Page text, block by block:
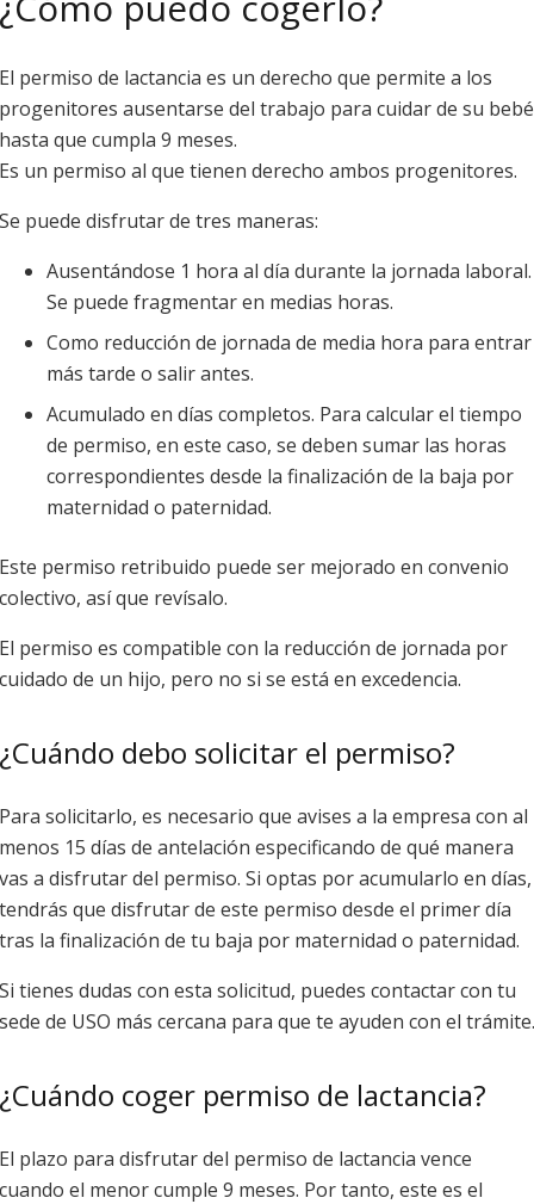
El permiso de lactancia es un derecho que permite a los
progenitores ausentarse del trabajo para cuidar de su bebé
hasta que cumpla 9 meses.
Es un permiso al que tienen derecho ambos progenitores.
Se puede disfrutar de tres maneras:
Ausentándose 1 hora al día durante la jornada laboral.
Se puede fragmentar en medias horas.
Como reducción de jornada de media hora para entrar
más tarde o salir antes.
Acumulado en días completos. Para calcular el tiempo
de permiso, en este caso, se deben sumar las horas
correspondientes desde la finalización de la baja por
maternidad o paternidad.
Este permiso retribuido puede ser mejorado en convenio
colectivo, así que revísalo.
El permiso es compatible con la reducción de jornada por
cuidado de un hijo, pero no si se está en excedencia.
¿Cuándo debo solicitar el permiso?
Para solicitarlo, es necesario que avises a la empresa con al
menos 15 días de antelación especificando de qué manera
vas a disfrutar del permiso. Si optas por acumularlo en días,
tendrás que disfrutar de este permiso desde el primer día
tras la finalización de tu baja por maternidad o paternidad.
Si tienes dudas con esta solicitud, puedes contactar con tu
sede de USO más cercana para que te ayuden con el trámite.
¿Cuándo coger permiso de lactancia?
El plazo para disfrutar del permiso de lactancia vence
cuando el menor cumple 9 meses. Por tanto, este es el